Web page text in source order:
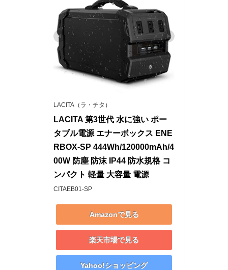
LACITA（ラ・チタ）
LACITA 第3世代 水に強い ポー
タブル電源 エナーボックス ENE
RBOX-SP 444Wh/120000mAh/4
00W 防塵 防沫 IP44 防水規格 コ
ンパクト 軽量 大容量 電源
CITAEB01-SP
Amazonで見る
楽天市場で見る
Yahoo!ショッピング